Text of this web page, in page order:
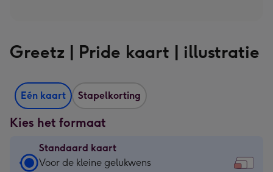
Greetz | Pride kaart | illustratie
Eén kaart Stapelkorting
Kies het formaat
Standaard kaart
Standaard
Voor de kleine gelukwens